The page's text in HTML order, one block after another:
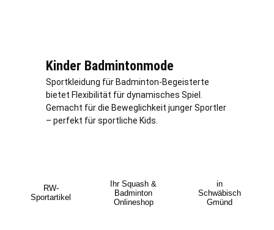
Kinder Badmintonmode
Sportkleidung für Badminton-Begeisterte
bietet Flexibilität für dynamisches Spiel.
Gemacht für die Beweglichkeit junger Sportler
– perfekt für sportliche Kids.
RW-
Sportartikel
Ihr Squash &
Badminton
Onlineshop
in
Schwäbisch
Gmünd